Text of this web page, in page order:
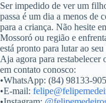
Ser impedido de ver um
passa é um dia a menos de
para a criança. Não hesite
Mossoró ou região e
está pronto para lutar ao seu
Aja agora para restabelecer
em contato conosco:
•WhatsApp: (84) 98133-
•E-mail: